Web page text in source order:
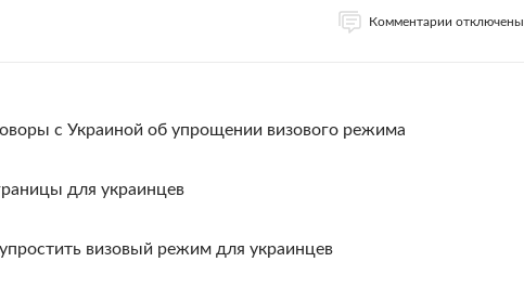
Комментарии отключены
с Украиной об упрощении визового режима
для украинцев
визовый режим для украинцев